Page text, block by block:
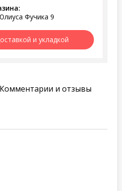
Фучика 9
и укладкой
Комментарии и отзывы